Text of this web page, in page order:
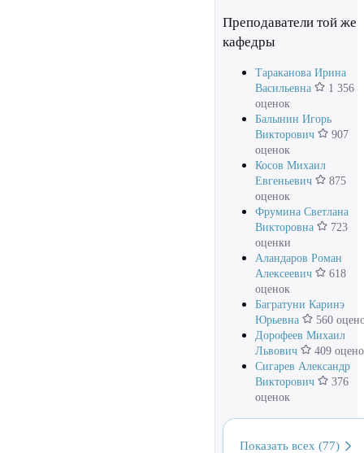
Преподаватели той же
кафедры
Тараканова Ирина
Васильевна
1 356
оценок
Балынин Игорь
Викторович
907
оценок
Косов Михаил
Евгеньевич
875
оценок
Фрумина Светлана
Викторовна
723
оценки
Аландаров Роман
Алексеевич
618
оценок
Багратуни Каринэ
Юрьевна
560
Дорофеев Михаил
Львович
409
Сигарев Александр
Викторович
376
оценок
Показать всех (77)